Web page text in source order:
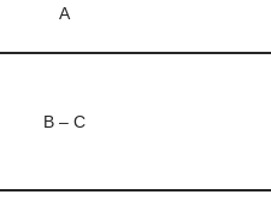
A
B – C